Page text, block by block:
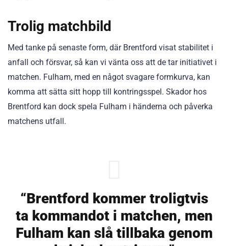
Trolig matchbild
Med tanke på senaste form, där Brentford visat stabilitet i
anfall och försvar, så kan vi vänta oss att de tar initiativet i
matchen. Fulham, med en något svagare formkurva, kan
komma att sätta sitt hopp till kontringsspel. Skador hos
Brentford kan dock spela Fulham i händerna och påverka
matchens utfall.
“Brentford kommer troligtvis
ta kommandot i matchen, men
Fulham kan slå tillbaka genom